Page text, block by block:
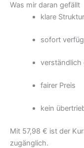
Was mir daran gefällt
klare Struktur
sofort
verständlich
fairer Preis
kein
Mit 57,98 € ist der
zugänglich.